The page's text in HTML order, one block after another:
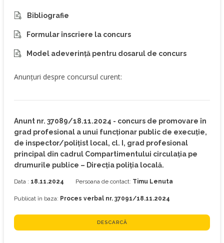
Bibliografie
Formular înscriere la concurs
Model adeverință pentru dosarul de concurs
Anunțuri despre concursul curent:
Anunt nr. 37089/18.11.2024 - concurs de promovare în
grad profesional a unui funcționar public de execuție,
de inspector/polițist local, cl. I, grad profesional
principal din cadrul Compartimentului circulația pe
drumurile publice – Direcția poliția locală.
Data : 18.11.2024 Persoana de contact: Timu Lenuta
Publicat în baza: Proces verbal nr. 37091/18.11.2024
DESCARCĂ